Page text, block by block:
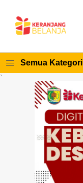
Semua Kategori
`